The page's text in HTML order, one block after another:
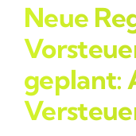
Profil
Leistungen
Neue
geplant: